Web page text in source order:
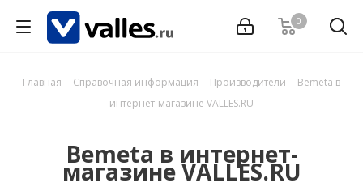
0
Главная - Справочная информация - Производители - Bemeta в
интернет-магазине VALLES.RU
Bemeta в интернет-
магазине VALLES.RU